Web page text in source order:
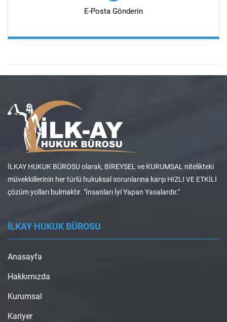
E-Posta Gönderin
İLKAY HUKUK BÜROSU olarak, BİREYSEL ve KURUMSAL nitelikteki
müvekkillerinin her türlü hukuksal sorunlarına karşı HIZLI VE ETKİLİ
çözüm yolları bulmaktır. "İnsanları İyi Yapan Yasalardır."
İLKAY HUKUK BÜROSU
Anasayfa
Hakkımızda
Kurumsal
Kariyer